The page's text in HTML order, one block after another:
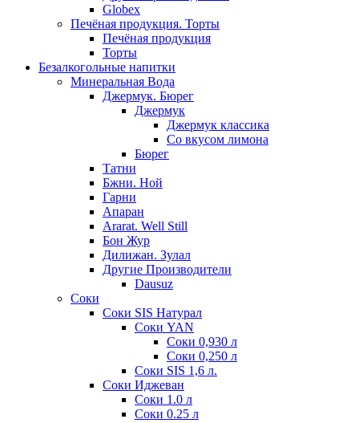
Globex
Печёная продукция. Торты
Печёная продукция
Торты
Безалкогольные напитки
Минеральная Вода
Джермук. Бюрег
Джермук
Джермук классика
Со вкусом лимона
Бюрег
Татни
Бжни. Ной
Гарни
Апаран
Ararat. Well Still
Бон Жур
Дилижан. Зулал
Другие Производители
Dausuz
Соки
Соки SIS Натурал
Соки YAN
Соки 0,930 л
Соки 0,250 л
Соки SIS 1,6 л.
Соки Иджеван
Соки 1.0 л
Соки 0.25 л